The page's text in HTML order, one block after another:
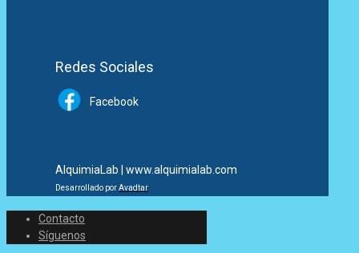
Redes Sociales
Facebook
AlquimiaLab | www.alquimialab.com
Desarrollado porAvadtar
Contacto
Síguenos